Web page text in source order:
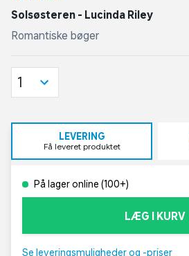
Solsøsteren - Lucinda Riley
Romantiske bøger
1
LEVERING
Få leveret produktet
På lager online (100+)
LÆG I KURV
Se leveringsmuligheder og -priser